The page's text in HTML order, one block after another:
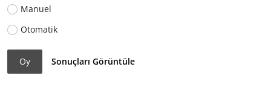
Manuel
Otomatik
Oy Sonuçları Görüntüle